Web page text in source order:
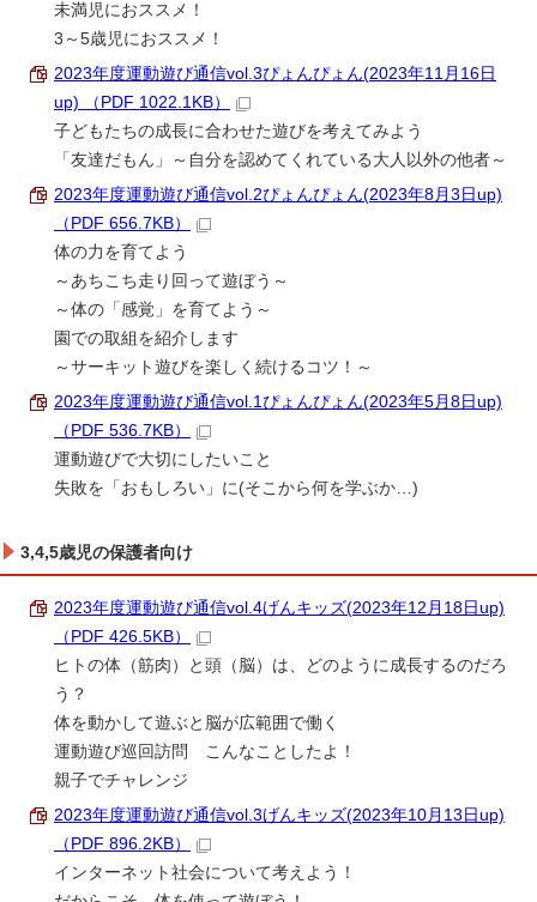
未満児におススメ！
3～5歳児におススメ！
2023年度運動遊び通信vol.3ぴょんぴょん(2023年11月16日
up) （PDF 1022.1KB）
子どもたちの成長に合わせた遊びを考えてみよう
「友達だもん」～自分を認めてくれている大人以外の他者～
2023年度運動遊び通信vol.2ぴょんぴょん(2023年8月3日up)
（PDF 656.7KB）
体の力を育てよう
～あちこち走り回って遊ぼう～
～体の「感覚」を育てよう～
園での取組を紹介します
～サーキット遊びを楽しく続けるコツ！～
2023年度運動遊び通信vol.1ぴょんぴょん(2023年5月8日up)
（PDF 536.7KB）
運動遊びで大切にしたいこと
失敗を「おもしろい」に(そこから何を学ぶか…)
3,4,5歳児の保護者向け
2023年度運動遊び通信vol.4げんキッズ(2023年12月18日up)
（PDF 426.5KB）
ヒトの体（筋肉）と頭（脳）は、どのように成長するのだろ
う？
体を動かして遊ぶと脳が広範囲で働く
運動遊び巡回訪問 こんなことしたよ！
親子でチャレンジ
2023年度運動遊び通信vol.3げんキッズ(2023年10月13日up)
（PDF 896.2KB）
インターネット社会について考えよう！